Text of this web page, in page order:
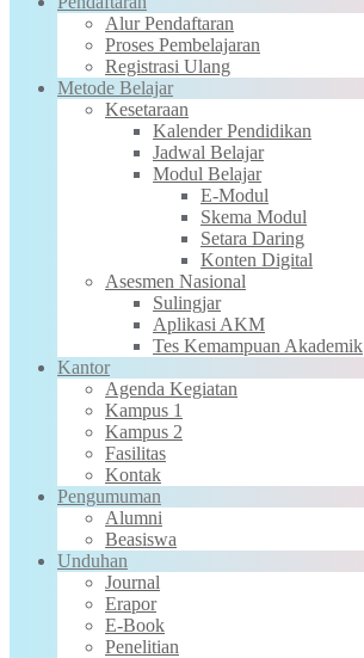
Alur Pendaftaran
Proses Pembelajaran
Registrasi Ulang
Metode Belajar
Kesetaraan
Kalender Pendidikan
Jadwal Belajar
Modul Belajar
E-Modul
Skema Modul
Setara Daring
Konten Digital
Asesmen Nasional
Sulingjar
Aplikasi AKM
Tes Kemampuan Akademik
Kantor
Agenda Kegiatan
Kampus 1
Kampus 2
Fasilitas
Kontak
Pengumuman
Alumni
Beasiswa
Unduhan
Journal
Erapor
E-Book
Penelitian